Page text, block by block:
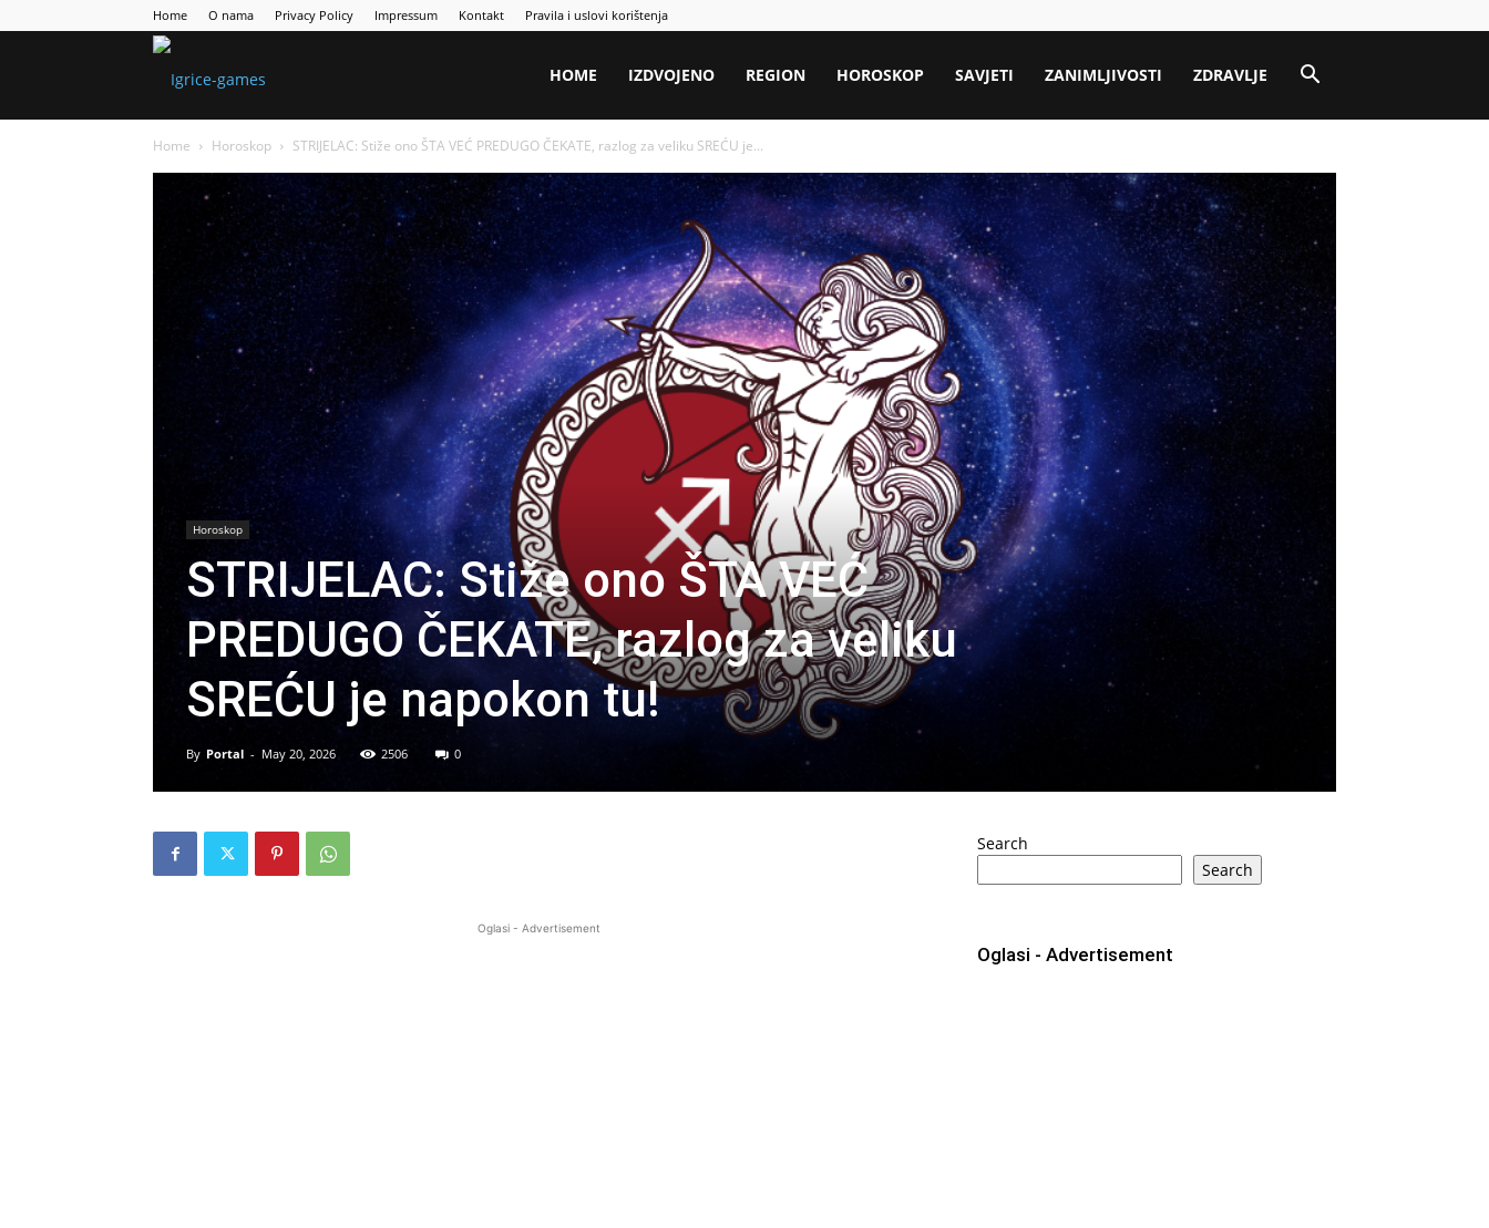
Home O nama Privacy Policy Impressum Kontakt Pravila i uslovi korištenja
HOME IZDVOJENO REGION HOROSKOP SAVJETI ZANIMLJIVOSTI ZDRAVLJE
Home Horoskop STRIJELAC: Stiže ono ŠTA VEĆ PREDUGO ČEKATE, razlog za veliku SREĆU je...
Horoskop
STRIJELAC: Stiže ono ŠTA VEĆ
PREDUGO ČEKATE, razlog za veliku
SREĆU je napokon tu!
By Portal - May 20, 2026 2506 0
Oglasi - Advertisement
Search
Search
Oglasi - Advertisement